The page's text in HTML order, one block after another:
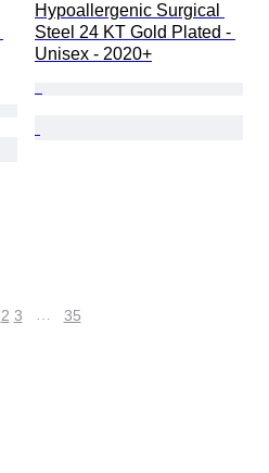
Hypoallergenic Surgical
Steel 24 KT Gold Plated -
Unisex - 2020+
2 3 … 35